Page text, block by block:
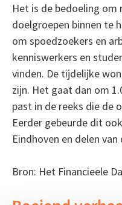
Het is de bedoeling
doelgroepen binnen te
om spoedzoekers en
kenniswerkers en
vinden. De tijdelijke
zijn. Het gaat dan om
past in de reeks die de
Eerder gebeurde dit
Eindhoven en delen
Bron: Het Financieele